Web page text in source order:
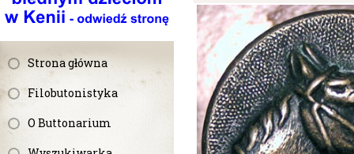
Strona główna
Filobutonistyka
O Buttonarium